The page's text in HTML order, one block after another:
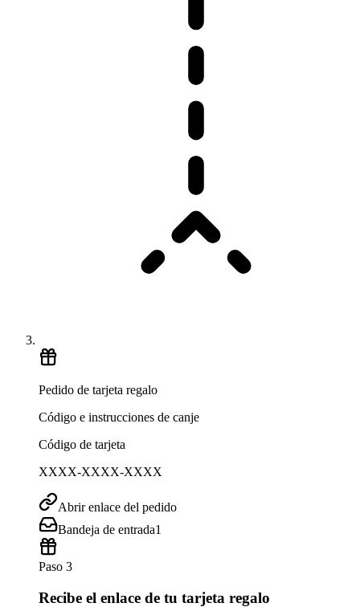
Pedido de tarjeta regalo
Código e instrucciones de canje
Código de tarjeta
XXXX-XXXX-XXXX
Abrir enlace del pedido
Bandeja de entrada1
Paso 3
Recibe el enlace de tu tarjeta regalo